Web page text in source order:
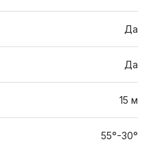
Да
Да
15 м
55°-30°